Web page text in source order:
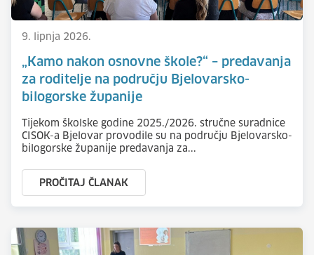
9. lipnja 2026.
„Kamo nakon osnovne škole?“ – predavanja
za roditelje na području Bjelovarsko-
bilogorske županije
Tijekom školske godine 2025./2026. stručne suradnice
CISOK-a Bjelovar provodile su na području Bjelovarsko-
bilogorske županije predavanja za...
PROČITAJ ČLANAK